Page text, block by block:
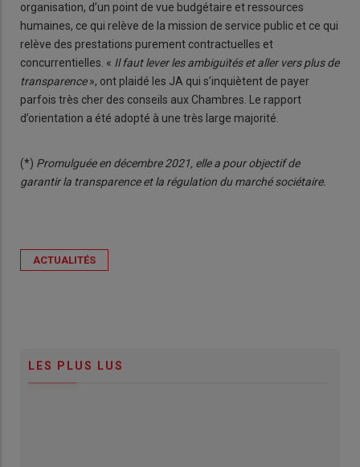
organisation, d’un point de vue budgétaire et ressources
humaines, ce qui relève de la mission de service public et ce qui
relève des prestations purement contractuelles et
concurrentielles. « Il faut lever les ambiguïtés et aller vers plus de
transparence», ont plaidé les JA qui s’inquiètent de payer
parfois très cher des conseils aux Chambres. Le rapport
d’orientation a été adopté à une très large majorité.
(*) Promulguée en décembre 2021, elle a pour objectif de
garantir la transparence et la régulation du marché sociétaire.
ACTUALITÉS
LES PLUS LUS